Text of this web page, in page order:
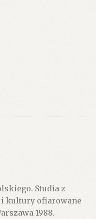
Studia z
kultury ofiarowane
1988.